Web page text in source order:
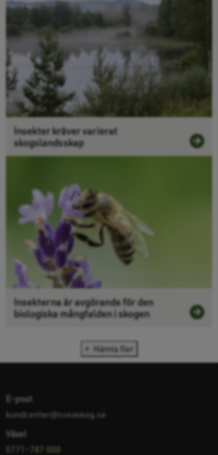
Insekter kräver varierat
skogslandsskap
Insekterna är avgörande för den
biologiska mångfalden i skogen
Hämta fler
E-post
kundcenter@sveaskog.se
Växel
0771-787 000